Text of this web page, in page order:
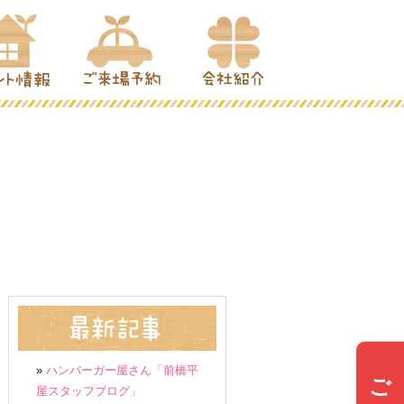
» ハンバーガー屋さん「前橋平
屋スタッフブログ」
ご来場予約